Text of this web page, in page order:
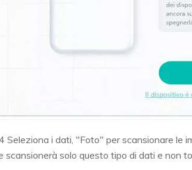
Seleziona i dati, "Foto" per scansionare le
scansionerà solo questo tipo di dati e non